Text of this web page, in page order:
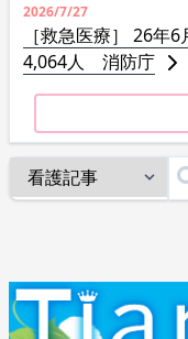
2026/7/27
［救急医療］ 26年
4,064人 消防庁